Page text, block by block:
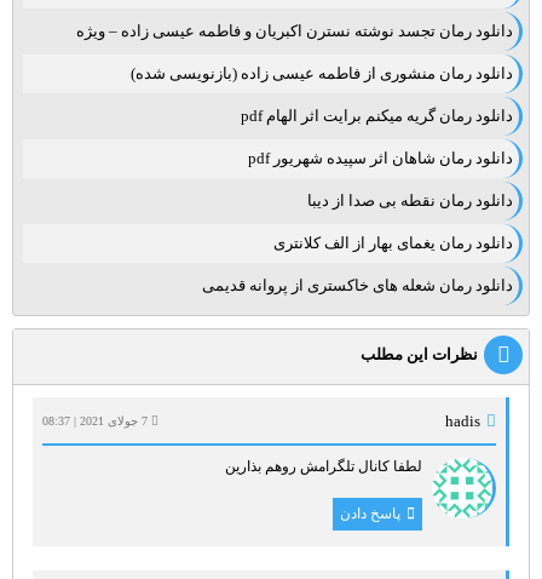
دانلود رمان تجسد نوشته نسترن اکبریان و فاطمه عیسی زاده – ویژه
دانلود رمان منشوری از فاطمه عیسی زاده (بازنویسی شده)
دانلود رمان گریه میکنم برایت اثر الهام pdf
دانلود رمان شاهان اثر سپیده شهریور pdf
دانلود رمان نقطه بی صدا از دیبا
دانلود رمان یغمای بهار از الف کلانتری
دانلود رمان شعله های خاکستری از پروانه قدیمی
نظرات این مطلب
hadis 7 جولای 2021 | 08:37
لطفا کانال تلگرامش روهم بذارین
پاسخ دادن